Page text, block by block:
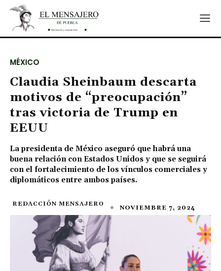
MÉXICO
Claudia Sheinbaum descarta
motivos de “preocupación”
tras victoria de Trump en
EEUU
La presidenta de México aseguró que habrá una
buena relación con Estados Unidos y que se seguirá
con el fortalecimiento de los vínculos comerciales y
diplomáticos entre ambos países.
REDACCIÓN MENSAJERO NOVIEMBRE 7, 2024